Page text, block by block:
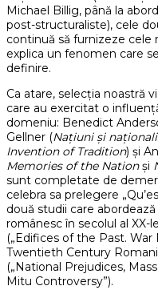
Michael Billig, până la
post-structuraliste), cele
continuă să furnizeze cele
explica un fenomen care
definire.
Ca atare, selecția noastră
care au exercitat o
domeniu: Benedict
Gellner (Națiuni și
Invention of Tradition) și
Memories of the Nationși
sunt completate de
celebra sa prelegere
două studii care
românesc în secolul al XX-
(„Edifices of the Past.
Twentieth Century
(„National Prejudices,
Mitu Controversy”).